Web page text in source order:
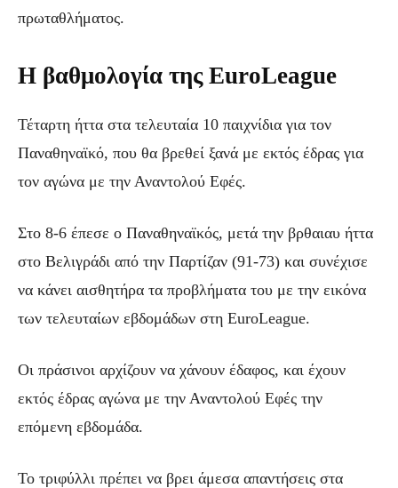
πρωταθλήματος.
Η βαθμολογία της EuroLeague
Τέταρτη ήττα στα τελευταία 10 παιχνίδια για τον
Παναθηναϊκό, που θα βρεθεί ξανά με εκτός έδρας για
τον αγώνα με την Αναντολού Εφές.
Στο 8-6 έπεσε ο Παναθηναϊκός, μετά την βρθαιαυ ήττα
στο Βελιγράδι από την Παρτίζαν (91-73) και συνέχισε
να κάνει αισθητήρα τα προβλήματα του με την εικόνα
των τελευταίων εβδομάδων στη EuroLeague.
Οι πράσινοι αρχίζουν να χάνουν έδαφος, και έχουν
εκτός έδρας αγώνα με την Αναντολού Εφές την
επόμενη εβδομάδα.
Το τριφύλλι πρέπει να βρει άμεσα απαντήσεις στα